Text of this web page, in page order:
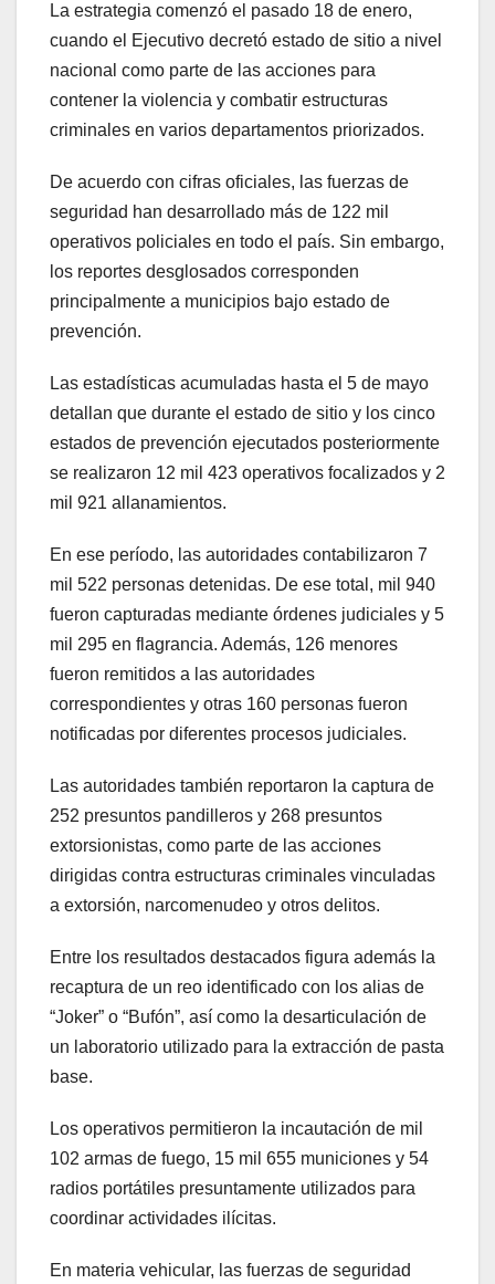
La estrategia comenzó el pasado 18 de enero,
cuando el Ejecutivo decretó estado de sitio a nivel
nacional como parte de las acciones para
contener la violencia y combatir estructuras
criminales en varios departamentos priorizados.
De acuerdo con cifras oficiales, las fuerzas de
seguridad han desarrollado más de 122 mil
operativos policiales en todo el país. Sin embargo,
los reportes desglosados corresponden
principalmente a municipios bajo estado de
prevención.
Las estadísticas acumuladas hasta el 5 de mayo
detallan que durante el estado de sitio y los cinco
estados de prevención ejecutados posteriormente
se realizaron 12 mil 423 operativos focalizados y 2
mil 921 allanamientos.
En ese período, las autoridades contabilizaron 7
mil 522 personas detenidas. De ese total, mil 940
fueron capturadas mediante órdenes judiciales y 5
mil 295 en flagrancia. Además, 126 menores
fueron remitidos a las autoridades
correspondientes y otras 160 personas fueron
notificadas por diferentes procesos judiciales.
Las autoridades también reportaron la captura de
252 presuntos pandilleros y 268 presuntos
extorsionistas, como parte de las acciones
dirigidas contra estructuras criminales vinculadas
a extorsión, narcomenudeo y otros delitos.
Entre los resultados destacados figura además la
recaptura de un reo identificado con los alias de
“Joker” o “Bufón”, así como la desarticulación de
un laboratorio utilizado para la extracción de pasta
base.
Los operativos permitieron la incautación de mil
102 armas de fuego, 15 mil 655 municiones y 54
radios portátiles presuntamente utilizados para
coordinar actividades ilícitas.
En materia vehicular, las fuerzas de seguridad